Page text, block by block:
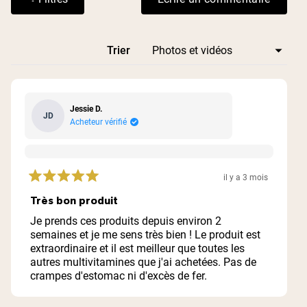
(S'ouvre dans
Trier
JD
Jessie D.
Acheteur vérifié
Noté
5
sur
5
étoiles
il y a 3 mois
Très bon produit
Je prends ces produits depuis environ 2
semaines et je me sens très bien ! Le produit est
extraordinaire et il est meilleur que toutes les
autres multivitamines que j'ai achetées. Pas de
crampes d'estomac ni d'excès de fer.
Chargement...